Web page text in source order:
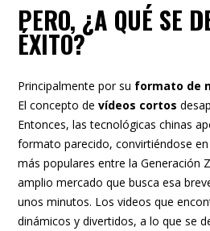
PERO, ¿A QUÉ SE
ÉXITO?
Principalmente por su formato de
El concepto devídeos cortos
Entonces, las tecnológicas chinas
formato parecido, convirtiéndose
más populares entre la Generación
amplio mercado que busca esa
unos minutos. Los videos que
dinámicos y divertidos, a lo que se